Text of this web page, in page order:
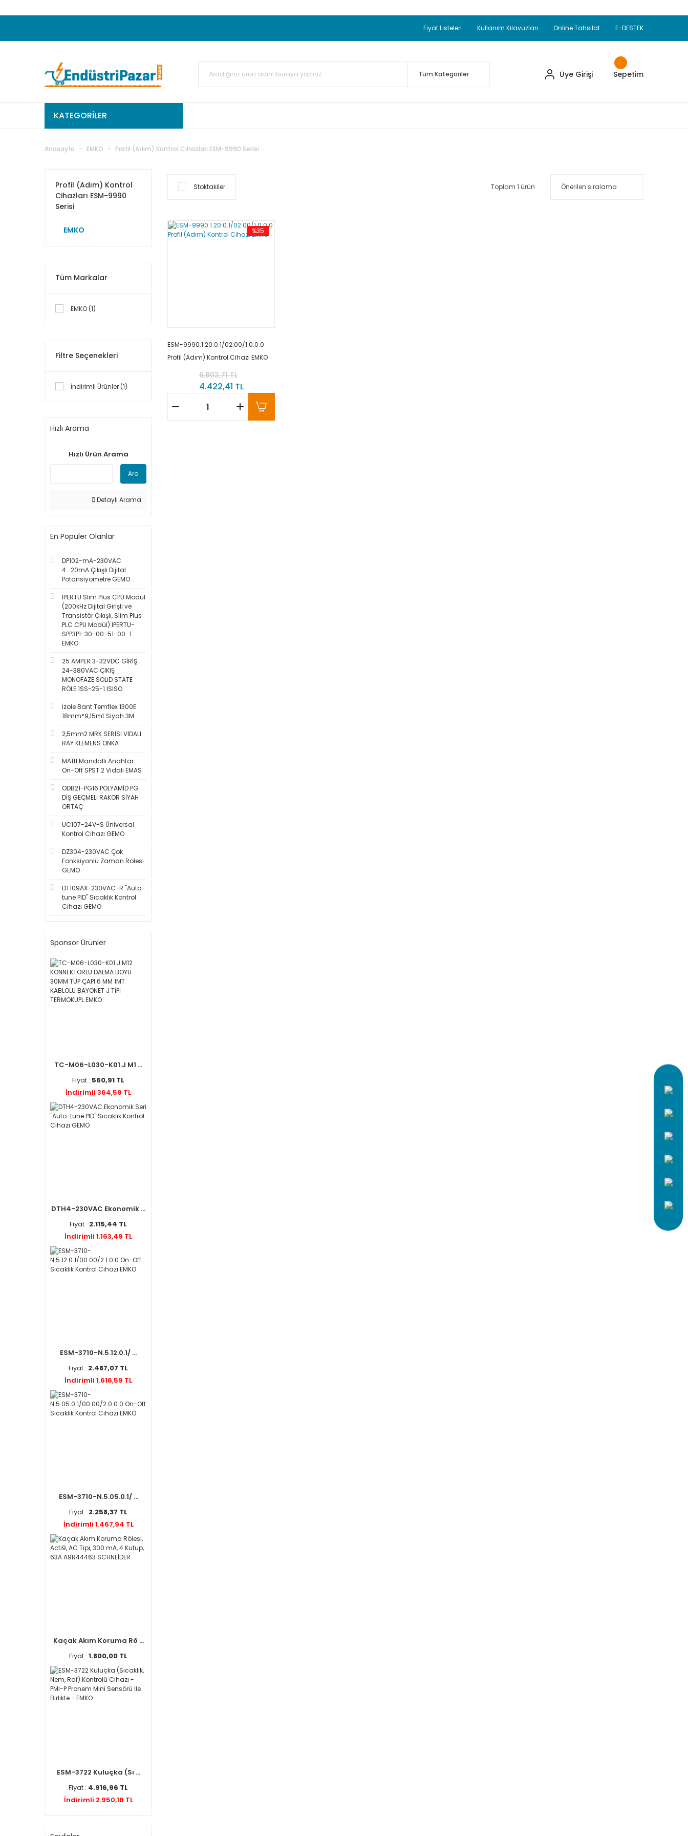
20.000TL ve Üzeri Alışverişlerinizde KARGO BEDAVATC Standart Bayonet J Tip Termokupul Ürünlerinde 50 Adet Alımlarda Sepette Ekstra %5 İskonto...
TC Standart Bayonet J Tip Termokupul Ürünlerinde 250 Adet Alımlarda Sepette
50.000,00TL ve Üzeri EMKO Ürünleri Alışverişlerinizde Sepette
Fiyat Listeleri Kullanım Kılavuzları Online Tahsilat E-DESTEK
Üye Girişi Sepetim
KATEGORİLER
Anasayfa EMKO Profil (Adım) Kontrol Cihazları ESM-9990 Serisi
Profil (Adım) Kontrol
Cihazları ESM-9990
Serisi
EMKO
Tüm Markalar
EMKO (1)
Filtre Seçenekleri
İndirimli Ürünler (1)
Hızlı Arama
Hızlı Ürün Arama
Ara
Detaylı Arama
En Populer Olanlar
DP102-mA-230VAC
4...20mA Çıkışlı Dijital
Potansiyometre GEMO
IPERTU Slim Plus CPU Modül
(200kHz Dijital Girişli ve
Transistör Çıkışlı, Slim Plus
PLC CPU Modül) IPERTU-
SPP3P1-30-00-51-00_1
EMKO
25 AMPER 3-32VDC GİRİŞ
24-380VAC ÇIKIŞ
MONOFAZE SOLİD STATE
RÖLE 1SS-25-1 ISISO
İzole Bant Temflex 1300E
18mm*9,15mt Siyah 3M
2,5mm2 MRK SERİSİ VİDALI
RAY KLEMENS ONKA
MA111 Mandallı Anahtar
On-Off SPST 2 Vidalı EMAS
ODB21-PG16 POLYAMİD PG
DİŞ GEÇMELİ RAKOR SİYAH
ORTAÇ
UC107-24V-S Üniversal
Kontrol Cihazı GEMO
DZ304-230VAC Çok
Fonksiyonlu Zaman Rölesi
GEMO
DT109AX-230VAC-R ''Auto-
tune PID'' Sıcaklık Kontrol
Cihazı GEMO
Sponsor Ürünler
TC-M06-L030-K01.J M1 ...
Fiyat : 560,91 TL
İndirimli 364,59 TL
DTH4-230VAC Ekonomik ...
Fiyat : 2.115,44 TL
İndirimli 1.163,49 TL
ESM-3710-N.5.12.0.1/ ...
Fiyat : 2.487,07 TL
İndirimli 1.616,59 TL
ESM-3710-N.5.05.0.1/ ...
Fiyat : 2.258,37 TL
İndirimli 1.467,94 TL
Kaçak Akım Koruma Rö ...
Fiyat : 1.800,00 TL
ESM-3722 Kuluçka (Sı ...
Fiyat : 4.916,96 TL
İndirimli 2.950,18 TL
Stoktakiler Toplam 1 ürün
%35
ESM-9990.1.20.0.1/02.00/1.0.0.0
Profil (Adım) Kontrol Cihazı EMKO
6.803,71 TL
4.422,41 TL